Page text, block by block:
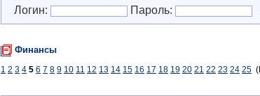
Логин: Пароль:
Финансы
1 2 3 4 5 6 7 8 9 10 11 12 13 14 15 16 17 18 19 20 21 22 23 24 25